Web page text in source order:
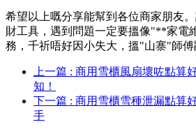
希望以上嘅分享能幫到各位商家朋友
財工具，遇到問題一定要搵像"**家電
務，千祈唔好因小失大，搵"山寨"師傅
上一篇 : 商用雪櫃風扇壞咗點算
知！
下一篇 : 商用雪櫃雪種泄漏點算
手